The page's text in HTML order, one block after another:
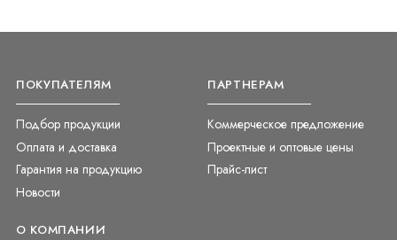
ПОКУПАТЕЛЯМ
Подбор продукции
Оплата и доставка
Гарантия на продукцию
Новости
ПАРТНЕРАМ
Коммерческое предложение
Проектные и оптовые цены
Прайс-лист
О КОМПАНИИ